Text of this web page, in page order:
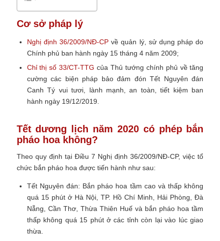
Cơ sở pháp lý
Nghị định 36/2009/NĐ-CP về quản lý, sử dụng pháp do
Chính phủ ban hành ngày 15 tháng 4 năm 2009;
Chỉ thị số 33/CT-TTG của Thủ tướng chính phủ về tăng
cường các biện pháp bảo đảm đón Tết Nguyên đán
Canh Tý vui tươi, lành mạnh, an toàn, tiết kiệm ban
hành ngày 19/12/2019.
Tết dương lịch năm 2020 có phép bắn
pháo hoa không?
Theo quy định tại Điều 7 Nghị định 36/2009/NĐ-CP, việc tổ
chức bắn pháo hoa được tiến hành như sau:
Tết Nguyên đán: Bắn pháo hoa tầm cao và thấp không
quá 15 phút ở Hà Nội, TP. Hồ Chí Minh, Hải Phòng, Đà
Nẵng, Cần Thơ, Thừa Thiên Huế và bắn pháo hoa tầm
thấp không quá 15 phút ở các tỉnh còn lại vào lúc giao
thừa.